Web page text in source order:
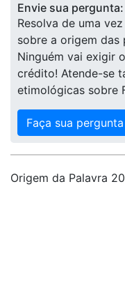
Envie sua pergunta:
Resolva de uma
sobre a origem das
Ninguém vai exigir
crédito! Atende-se
etimológicas sobre
Faça sua pergunta
Origem da Palavra